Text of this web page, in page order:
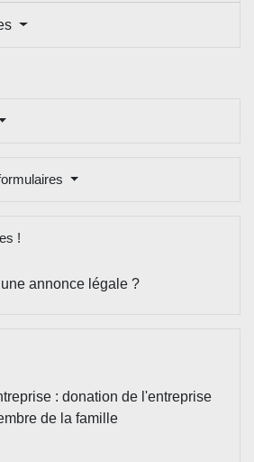
!
annonce légale ?
: donation de l'entreprise
de la famille